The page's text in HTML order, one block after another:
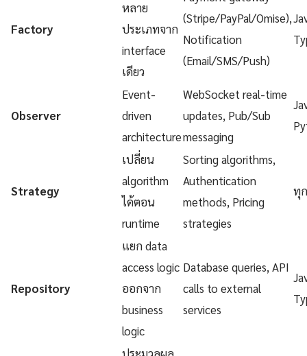
Factory
หลาย
ประเภทจาก
interface
เดียว
(Stripe/PayPal/Omise),
Notification
(Email/SMS/Push)
Observer
Event-
driven
architecture
WebSocket real-time
updates, Pub/Sub
messaging
Strategy
เปลี่ยน
algorithm
ได้ตอน
runtime
Sorting algorithms,
Authentication
methods, Pricing
strategies
ทุ
Repository
แยก data
access logic
ออกจาก
business
logic
Database queries, API
calls to external
services